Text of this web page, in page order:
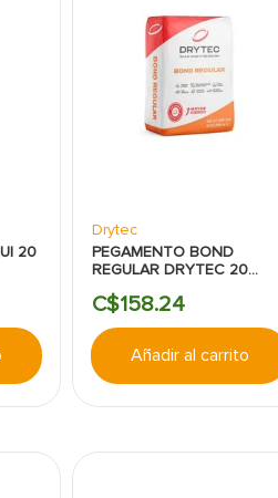
20
Drytec
PEGAMENTO BOND
REGULAR DRYTEC 20
C$158.24
Añadir al carrito